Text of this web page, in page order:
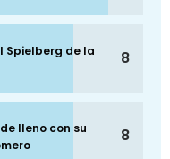
Spielberg de la
8
lleno con su
8